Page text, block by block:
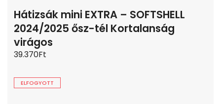
Hátizsák mini EXTRA – SOFTSHELL
2024/2025 ősz-tél Kortalanság
virágos
39.370Ft
ELFOGYOTT